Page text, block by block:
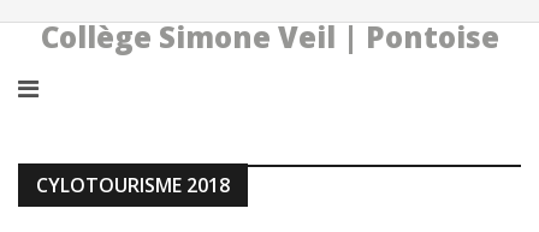
Collège Simone Veil | Pontoise
CYLOTOURISME 2018